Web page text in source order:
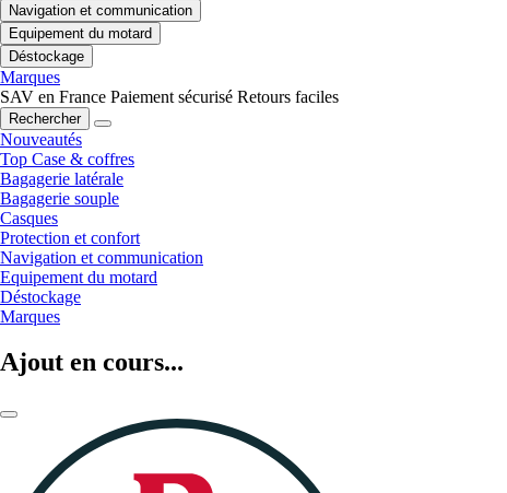
Navigation et communication
Equipement du motard
Déstockage
Marques
SAV en France Paiement sécurisé Retours faciles
Rechercher
Nouveautés
Top Case & coffres
Bagagerie latérale
Bagagerie souple
Casques
Protection et confort
Navigation et communication
Equipement du motard
Déstockage
Marques
Ajout en cours...